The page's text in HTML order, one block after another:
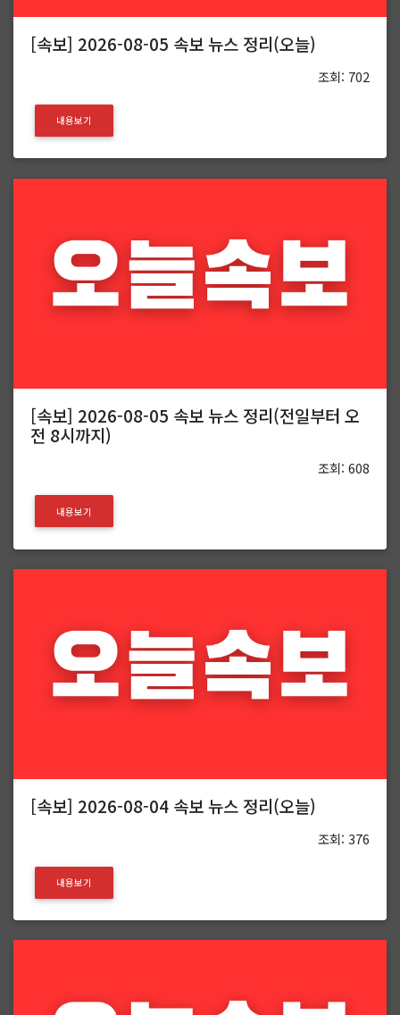
[속보] 2026-08-05 속보 뉴스 정리(오늘)
조회: 702
내용보기
[속보] 2026-08-05 속보 뉴스 정리(전일부터 오
전 8시까지)
조회: 608
내용보기
[속보] 2026-08-04 속보 뉴스 정리(오늘)
조회: 376
내용보기